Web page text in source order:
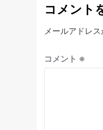
コメント
メールアドレス
コメント ※